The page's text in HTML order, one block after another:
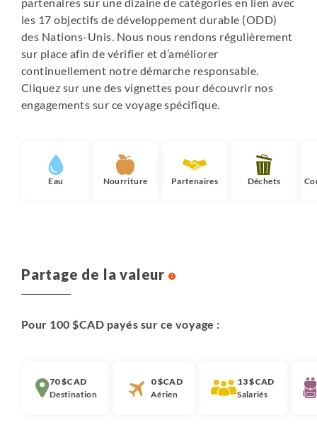
les 17 objectifs de développement durable (ODD)
des Nations-Unis. Nous nous rendons régulièrement
sur place afin de vérifier et d’améliorer
continuellement notre démarche responsable.
Cliquez sur une des vignettes pour découvrir nos
engagements sur ce voyage spécifique.
Eau Nourriture Partenaires Déchets
Partage de la valeur
Pour 100 $CAD payés sur ce voyage :
70 $CAD
Destination
0 $CAD
Aérien
13 $CAD
Salariés